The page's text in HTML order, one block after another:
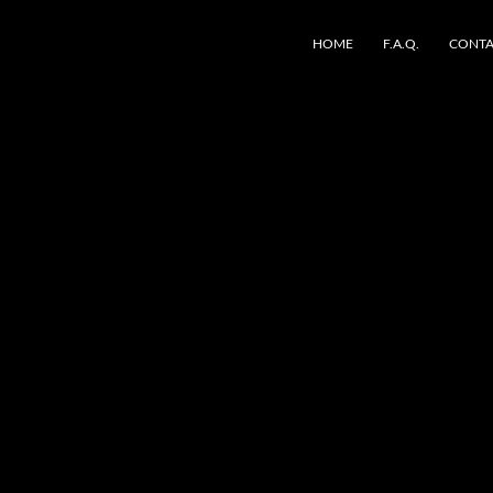
HOME F.A.Q.